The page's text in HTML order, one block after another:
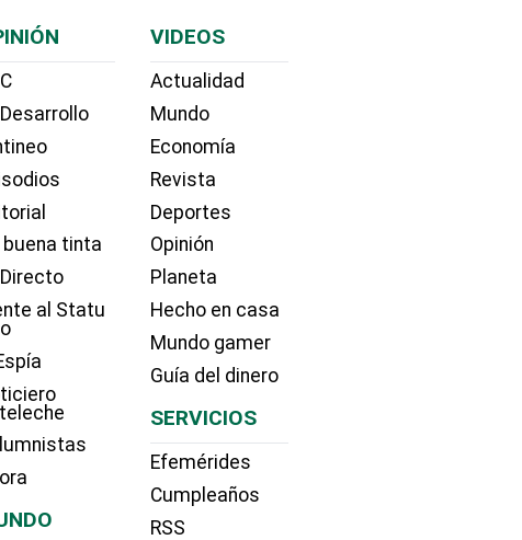
Desarrollo
buena tinta
Directo
al Statu
VIDEOS
Actualidad
Mundo
Economía
Revista
Deportes
Opinión
Planeta
Hecho en casa
Mundo gamer
Guía del dinero
SERVICIOS
Efemérides
Cumpleaños
RSS